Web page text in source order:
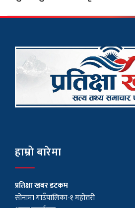
हाम्रो बारेमा
प्रतिक्षा खबर डटकम
सोनामा गाउँपालिका-१ महोत्तरी